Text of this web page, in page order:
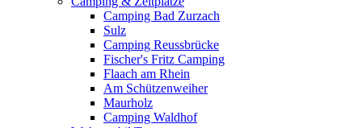
Camping Bad Zurzach
Sulz
Camping Reussbrücke
Fischer's Fritz Camping
Flaach am Rhein
Am Schützenweiher
Maurholz
Camping Waldhof